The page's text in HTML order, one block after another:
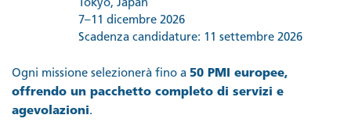
Tokyo, Japan
7–11 dicembre 2026
Scadenza candidature: 11 settembre 2026
Ogni missione selezionerà fino a 50 PMI europee,
offrendo un pacchetto completo di servizi e
agevolazioni.